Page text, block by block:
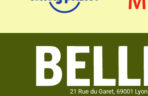
21 Rue du Garet, 69001 Lyon